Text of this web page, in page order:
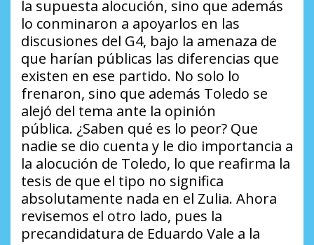
la supuesta alocución, sino que además
lo conminaron a apoyarlos en las
discusiones del G4, bajo la amenaza de
que harían públicas las diferencias que
existen en ese partido. No solo lo
frenaron, sino que además Toledo se
alejó del tema ante la opinión
pública. ¿Saben qué es lo peor? Que
nadie se dio cuenta y le dio importancia a
la alocución de Toledo, lo que reafirma la
tesis de que el tipo no significa
absolutamente nada en el Zulia. Ahora
revisemos el otro lado, pues la
precandidatura de Eduardo Vale a la